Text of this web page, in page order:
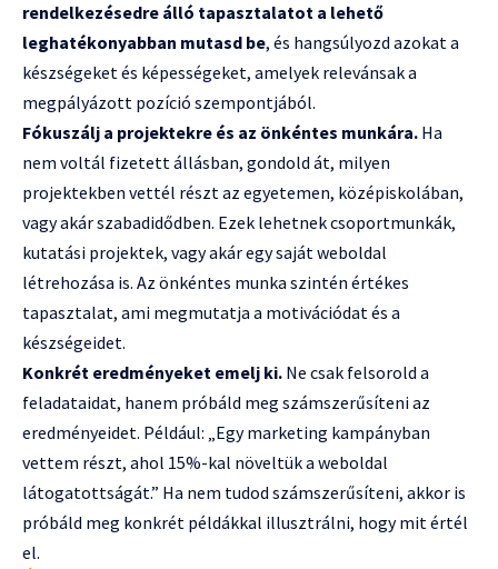
rendelkezésedre álló tapasztalatot a lehető
leghatékonyabban mutasd be, és hangsúlyozd azokat a
készségeket és képességeket, amelyek relevánsak a
megpályázott pozíció szempontjából.
Fókuszálj a projektekre és az önkéntes munkára. Ha
nem voltál fizetett állásban, gondold át, milyen
projektekben vettél részt az egyetemen, középiskolában,
vagy akár szabadidődben. Ezek lehetnek csoportmunkák,
kutatási projektek, vagy akár egy saját weboldal
létrehozása is. Az önkéntes munka szintén értékes
tapasztalat, ami megmutatja a motivációdat és a
készségeidet.
Konkrét eredményeket emelj ki. Ne csak felsorold a
feladataidat, hanem próbáld meg számszerűsíteni az
eredményeidet. Például: „Egy marketing kampányban
vettem részt, ahol 15%-kal növeltük a weboldal
látogatottságát.” Ha nem tudod számszerűsíteni, akkor is
próbáld meg konkrét példákkal illusztrálni, hogy mit értél
el.